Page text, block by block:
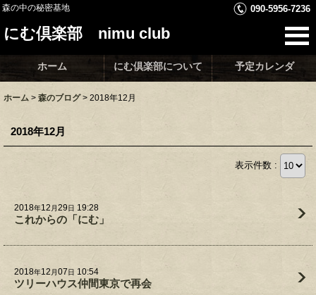
森の中の秘密基地 090-5956-7236
にむ倶楽部 nimu club
ホーム にむ倶楽部について 予定カレンダ
ホーム > 森のブログ > 2018年12月
2018年12月
表示件数 :
2018年12 月29日 19:28
これからの「にむ」
2018年12 月07日 10:54
ツリーハウス仲間東京で再会